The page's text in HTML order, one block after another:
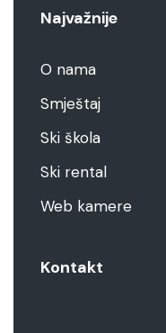
Najvažnije
O nama
Smještaj
Ski škola
Ski rental
Web kamere
Kontakt